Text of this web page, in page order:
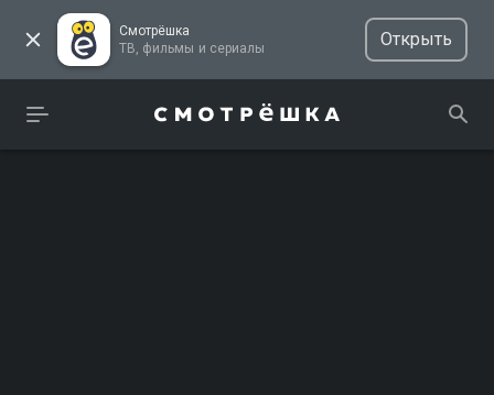
Смотрёшка
ТВ, фильмы и сериалы
Открыть